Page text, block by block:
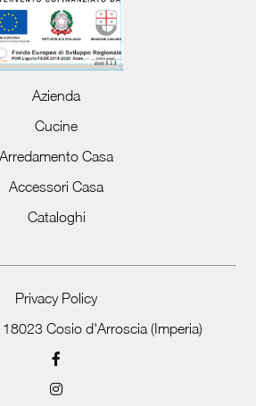
Azienda
Cucine
Arredamento Casa
Accessori Casa
Cataloghi
Privacy Policy
Cosio d'Arroscia (Imperia)